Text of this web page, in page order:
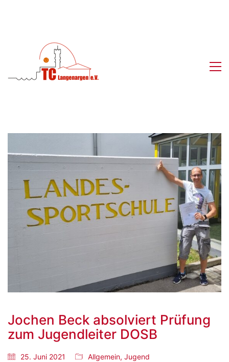
Jochen Beck absolviert Prüfung
zum Jugendleiter DOSB
25. Juni 2021 Allgemein, Jugend